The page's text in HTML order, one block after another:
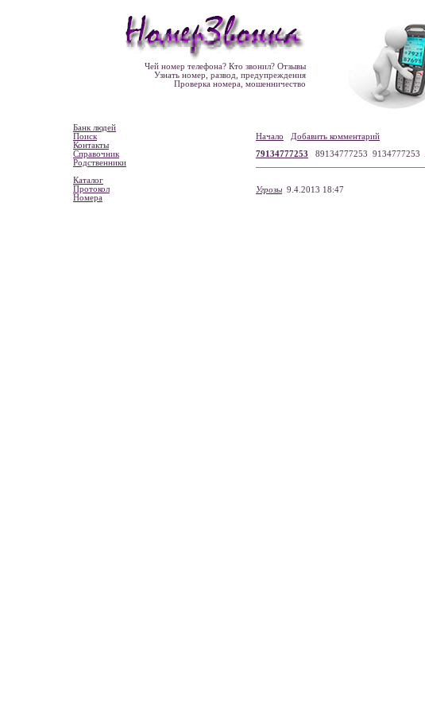
Чей номер телефона? Кто звонил? Отзывы
Узнать номер, развод, предупреждения
Проверка номера, мошенничество
Банк людей
Поиск
Контакты
Справочник
Родственники
Каталог
Протокол
Номера
Начало
Добавить комментарий
79134777253 89134777253 9134777253
Угрозы 9.4.2013 18:47